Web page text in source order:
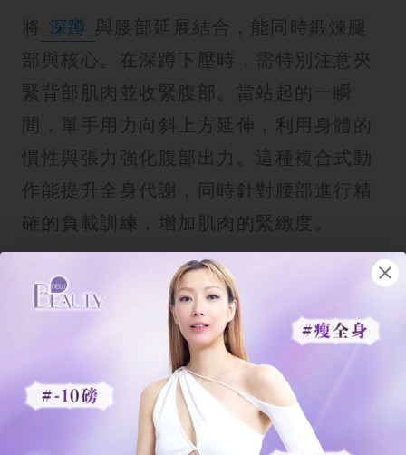
將 深蹲 與腰部延展結合，能同時鍛煉腿
部與核心。在深蹲下壓時，需特別注意夾
緊背部肌肉並收緊腹部。當站起的一瞬
間，單手用力向斜上方延伸，利用身體的
慣性與張力強化腹部出力。這種複合式動
作能提升全身代謝，同時針對腰部進行精
確的負載訓練，增加肌肉的緊緻度。
3. 深蹲傾倒：強化腰部線條
這是一個看似簡單但難度極高的重心訓
練。保持深蹲姿勢時，透過身體重心左右
轉移，拉長兩側腰部的活動空間。必須確
保動作是由腰部核心發力，而非單純擺動